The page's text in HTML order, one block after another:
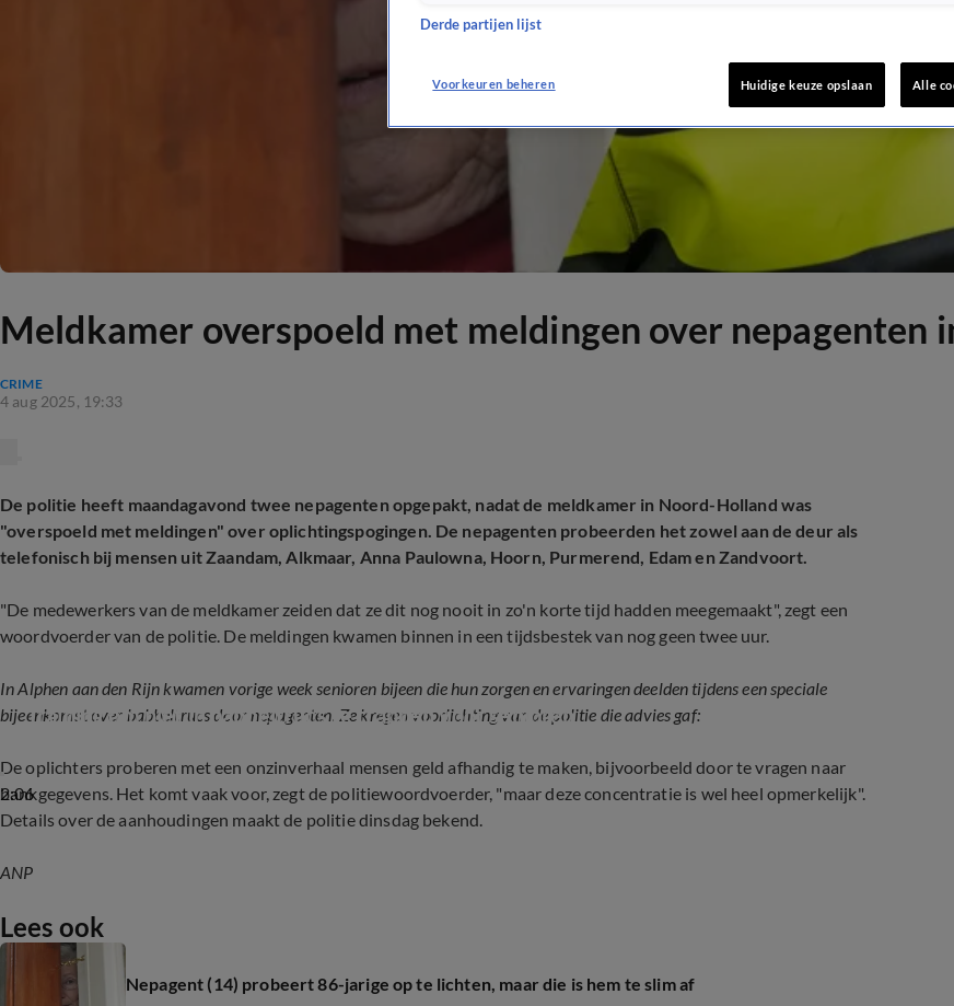
Meldkamer overspoeld met meldingen over nepagenten
CRIME
4 aug 2025, 19:33
De politie heeft maandagavond twee nepagenten opgepakt, nadat de meldkamer in Noord-Holland was
"overspoeld met meldingen" over oplichtingspogingen. De nepagenten probeerden het zowel aan de deur als
telefonisch bij mensen uit Zaandam, Alkmaar, Anna Paulowna, Hoorn, Purmerend, Edam en Zandvoort.
"De medewerkers van de meldkamer zeiden dat ze dit nog nooit in zo'n korte tijd hadden meegemaakt", zegt een
woordvoerder van de politie. De meldingen kwamen binnen in een tijdsbestek van nog geen twee uur.
In Alphen aan den Rijn kwamen vorige week senioren bijeen die hun zorgen en ervaringen deelden tijdens een speciale
bijeenkomst over babbeltrucs door nepagenten. Ze kregen voorlichting van de politie die advies gaf:
2:06
Training om niet in babbeltrucs te trappen voor senioren
De oplichters proberen met een onzinverhaal mensen geld afhandig te maken, bijvoorbeeld door te vragen naar
bankgegevens. Het komt vaak voor, zegt de politiewoordvoerder, "maar deze concentratie is wel heel opmerkelijk".
Details over de aanhoudingen maakt de politie dinsdag bekend.
ANP
Lees ook
Nepagent (14) probeert 86-jarige op te lichten, maar die is hem te slim af
Derde partijen lijst
Voorkeuren beheren Huidige keuze opslaan Alle